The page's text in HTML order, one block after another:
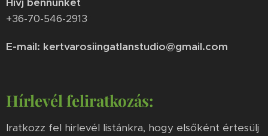
+36-70-546-2913
E-mail: kertvarosiingatlanstudio@gmail.com
Hírlevél feliratkozás:
Iratkozz fel hirlevél listánkra, hogy elsőként értesülj